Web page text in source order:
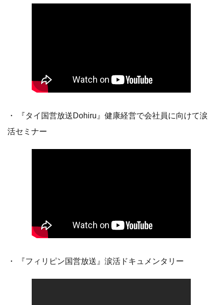
・ 『タイ国営放送Dohiru』健康経営で会社員に向けて涙
活セミナー
・ 『フィリピン国営放送』涙活ドキュメンタリー